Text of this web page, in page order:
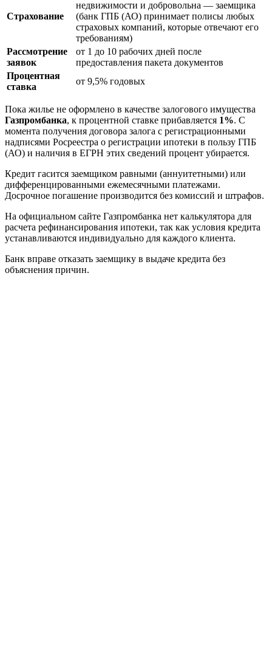
Страхование
недвижимости и добровольна — заемщика
(банк ГПБ (АО) принимает полисы любых
страховых компаний, которые отвечают его
требованиям)
Рассмотрение
заявок
от 1 до 10 рабочих дней после
предоставления пакета документов
Процентная
ставка
от 9,5% годовых
Пока жилье не оформлено в качестве залогового имущества
Газпромбанка, к процентной ставке прибавляется 1%. С
момента получения договора залога с регистрационными
надписями Росреестра о регистрации ипотеки в пользу ГПБ
(АО) и наличия в ЕГРН этих сведений процент убирается.
Кредит гасится заемщиком равными (аннуитетными) или
дифференцированными ежемесячными платежами.
Досрочное погашение производится без комиссий и штрафов.
На официальном сайте Газпромбанка нет калькулятора для
расчета рефинансирования ипотеки, так как условия кредита
устанавливаются индивидуально для каждого клиента.
Банк вправе отказать заемщику в выдаче кредита без
объяснения причин.